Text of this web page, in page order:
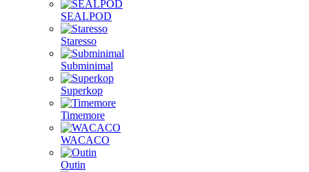
SEALPOD
Staresso
Subminimal
Superkop
Timemore
WACACO
Outin